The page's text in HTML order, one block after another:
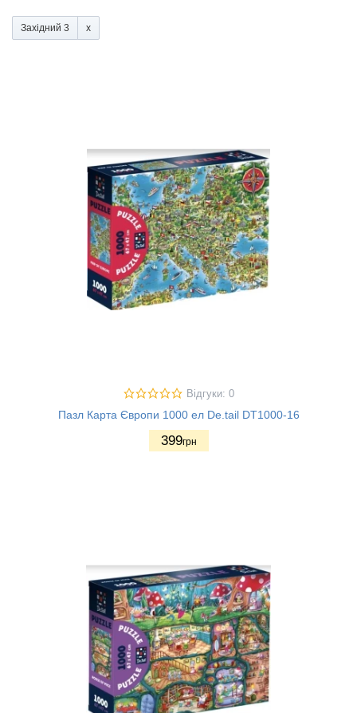
Західний 3
Відгуки: 0
Пазл Карта Європи 1000 ел De.tail DT1000-16
399грн